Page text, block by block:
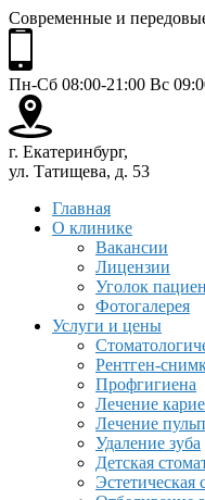
Современные и
Пн-Сб 08:00-21:00 Вс
г. Екатеринбург,
ул. Татищева, д. 53
Главная
О клинике
Вакансии
Лицензии
Уголок
Фотогалерея
Услуги и цены
Рентген-
Профгигиена
Лечение
Лечение
Удаление зуба
Детская
Эстетическая